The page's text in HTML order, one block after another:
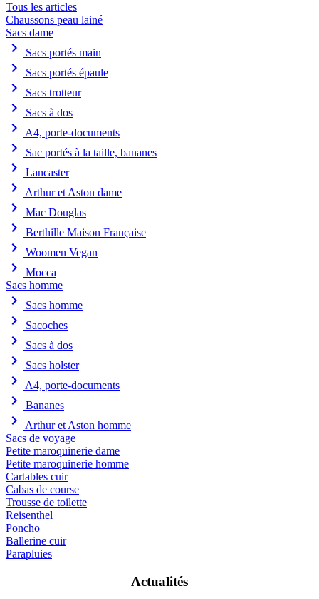
Tous les articles
Chaussons peau lainé
Sacs dame
chevron_right Sacs portés main
chevron_right Sacs portés épaule
chevron_right Sacs trotteur
chevron_right Sacs à dos
chevron_right A4, porte-documents
chevron_right Sac portés à la taille, bananes
chevron_right Lancaster
chevron_right Arthur et Aston dame
chevron_right Mac Douglas
chevron_right Berthille Maison Française
chevron_right Woomen Vegan
chevron_right
Mocca
Sacs homme
chevron_right Sacs homme
chevron_right Sacoches
chevron_right Sacs à dos
chevron_right Sacs holster
chevron_right A4, porte-documents
chevron_right Bananes
chevron_right
Arthur et Aston homme
Sacs de voyage
Petite maroquinerie dame
Petite maroquinerie homme
Cartables cuir
Cabas de course
Trousse de toilette
Reisenthel
Poncho
Ballerine cuir
Parapluies
Actualités